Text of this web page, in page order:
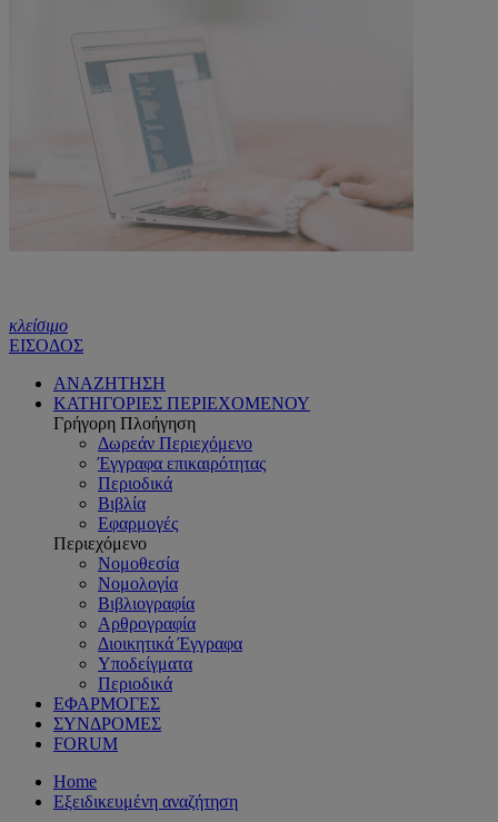
κλείσιμο
ΕΙΣΟΔΟΣ
ΑΝΑΖΗΤΗΣΗ
ΚΑΤΗΓΟΡΙΕΣ ΠΕΡΙΕΧΟΜΕΝΟΥ
Γρήγορη Πλοήγηση
Δωρεάν Περιεχόμενο
Έγγραφα επικαιρότητας
Περιοδικά
Βιβλία
Εφαρμογές
Περιεχόμενο
Νομοθεσία
Νομολογία
Βιβλιογραφία
Αρθρογραφία
Διοικητικά Έγγραφα
Υποδείγματα
Περιοδικά
ΕΦΑΡΜΟΓΕΣ
ΣΥΝΔΡΟΜΕΣ
FORUM
Home
Εξειδικευμένη αναζήτηση